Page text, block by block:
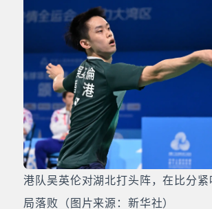
港队吴英伦对湖北打头阵，在比分紧
局落败（图片来源：新华社）